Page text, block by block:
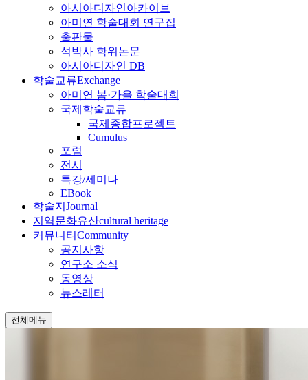
아시아디자인아카이브
아미연 학술대회 연구집
출판물
석박사 학위논문
아시아디자인 DB
학술교류Exchange
아미연 봄·가을 학술대회
국제학술교류
국제종합프로젝트
Cumulus
포럼
전시
특강/세미나
EBook
학술지 Journal
지역문화유산cultural heritage
커뮤니티 Community
공지사항
연구소 소식
동영상
뉴스레터
전체메뉴